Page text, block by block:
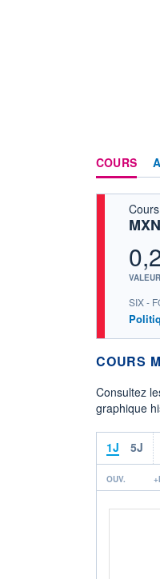
COURS
Cours
SIX -
COURS
Consultez
graphique
1J 5J
OUV.